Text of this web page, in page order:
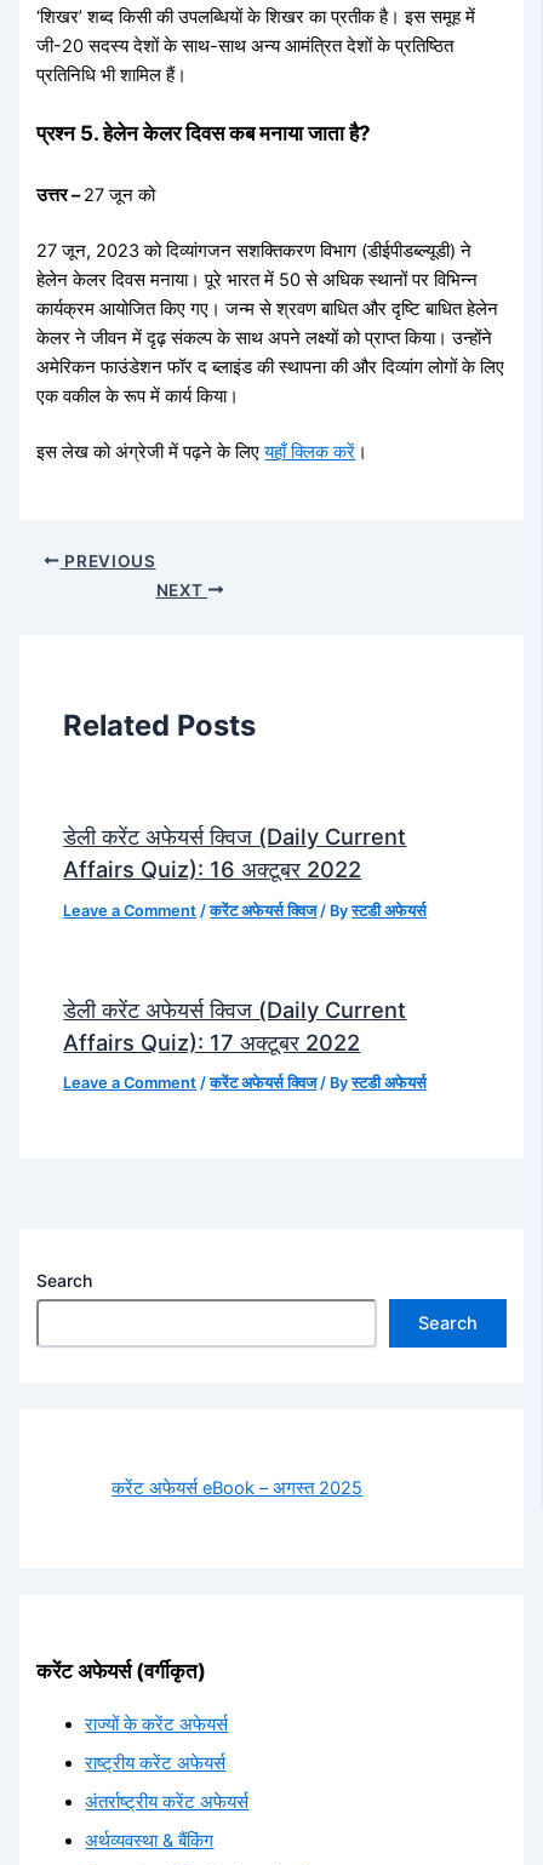
‘शिखर’ शब्द किसी की उपलब्धियों के शिखर का प्रतीक है। इस समूह में
जी-20 सदस्य देशों के साथ-साथ अन्य आमंत्रित देशों के प्रतिष्ठित
प्रतिनिधि भी शामिल हैं।
प्रश्न 5. हेलेन केलर दिवस कब मनाया जाता है?
उत्तर –27 जून को
27 जून, 2023 को दिव्यांगजन सशक्तिकरण विभाग (डीईपीडब्ल्यूडी) ने
हेलेन केलर दिवस मनाया। पूरे भारत में 50 से अधिक स्थानों पर विभिन्न
कार्यक्रम आयोजित किए गए। जन्म से श्रवण बाधित और दृष्टि बाधित हेलेन
केलर ने जीवन में दृढ़ संकल्प के साथ अपने लक्ष्यों को प्राप्त किया। उन्होंने
अमेरिकन फाउंडेशन फॉर द ब्लाइंड की स्थापना की और दिव्यांग लोगों के लिए
एक वकील के रूप में कार्य किया।
इस लेख को अंग्रेजी में पढ़ने के लिएयहाँ क्लिक करें ।
PREVIOUS
NEXT
Related Posts
डेली करेंट अफेयर्स क्विज (Daily Current
Affairs Quiz): 16 अक्टूबर 2022
Leave a Comment /करेंट अफेयर्स क्विज/ Byस्टडी अफेयर्स
डेली करेंट अफेयर्स क्विज (Daily Current
Affairs Quiz): 17 अक्टूबर 2022
Leave a Comment /करेंट अफेयर्स क्विज/ Byस्टडी अफेयर्स
Search
Search
करेंट अफेयर्स eBook – अगस्त 2025
करेंट अफेयर्स (वर्गीकृत)
राज्यों के करेंट अफेयर्स
राष्ट्रीय करेंट अफेयर्स
अंतर्राष्ट्रीय करेंट अफेयर्स
अर्थव्यवस्था & बैंकिंग